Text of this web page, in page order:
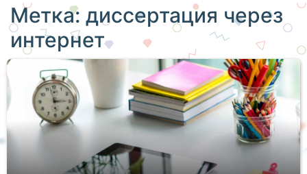
Метка: диссертация через
интернет